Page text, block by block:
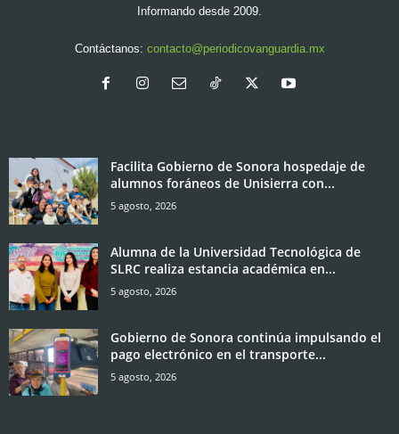
Informando desde 2009.
Contáctanos: contacto@periodicovanguardia.mx
Facilita Gobierno de Sonora hospedaje de
alumnos foráneos de Unisierra con...
5 agosto, 2026
Alumna de la Universidad Tecnológica de
SLRC realiza estancia académica en...
5 agosto, 2026
Gobierno de Sonora continúa impulsando el
pago electrónico en el transporte...
5 agosto, 2026